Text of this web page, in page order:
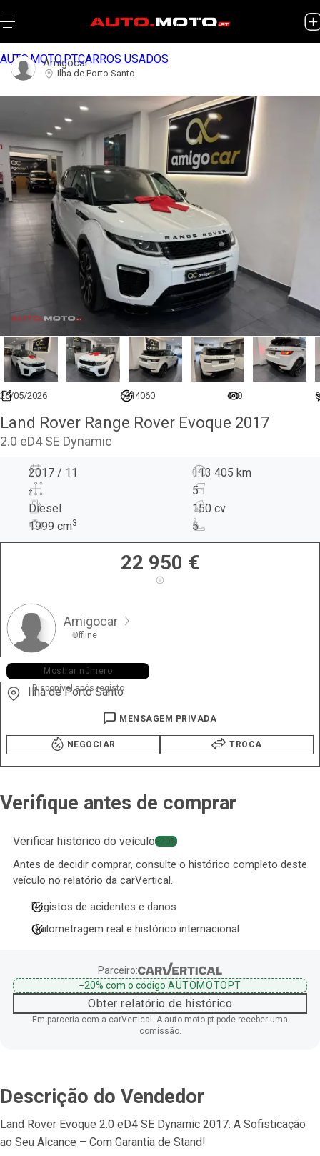
AUTO.MOTO.PTCARROS USADOS
26/05/2026 6914060 540 0
Land Rover Range Rover Evoque 2017
2.0 eD4 SE Dynamic
2017 / 11
113 405 km
-
5
Diesel
150 cv
1999 cm3 5
22 950 €
Amigocar
Offline
+351 912 ••• •28
Mostrar número
Disponível após registo
Ilha de Porto Santo
MENSAGEM PRIVADA
NEGOCIAR TROCA
Verifique antes de comprar
Verificar histórico do veículo−20%
Antes de decidir comprar, consulte o histórico completo deste
veículo no relatório da carVertical.
Registos de acidentes e danos
Quilometragem real e histórico internacional
Parceiro:
−20%com o código AUTOMOTOPT
Obter relatório de histórico
Em parceria com a carVertical. A auto.moto.pt pode receber uma
comissão.
Descrição do Vendedor
Land Rover Evoque 2.0 eD4 SE Dynamic 2017: A Sofisticação
ao Seu Alcance – Com Garantia de Stand!
Amigocar
Ilha de Porto Santo